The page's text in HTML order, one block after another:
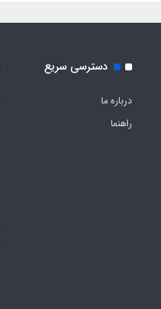
دسترسی سریع
درباره ما
راهنما